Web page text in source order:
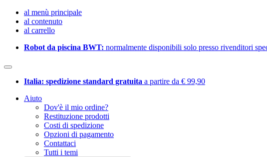
al menù principale
al contenuto
al carrello
Robot da piscina BWT: normalmente disponibili solo presso rivenditori
Italia: spedizione standard gratuita a partire da € 99,90
Aiuto
Dov'è il mio ordine?
Restituzione prodotti
Costi di spedizione
Opzioni di pagamento
Contattaci
Tutti i temi